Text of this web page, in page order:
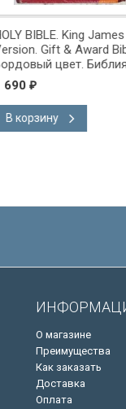
James
Bible.
слова
HOLY
О магазине
Преимущества
Как заказать
Доставка
Оплата